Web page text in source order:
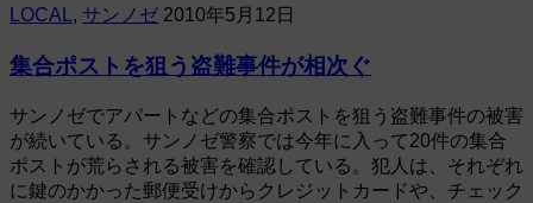
LOCAL , サンノゼ 2010年5月12日
集合ポストを狙う盗難事件が相次ぐ
サンノゼでアパートなどの集合ポストを狙う盗難事件の被害
が続いている。サンノゼ警察では今年に入って20件の集合
ポストが荒らされる被害を確認している。犯人は、それぞれ
に鍵のかかった郵便受けからクレジットカードや、チェック